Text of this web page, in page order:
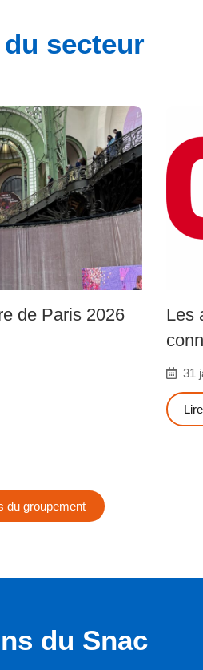
secteur
de Paris 2026
Les
31
du groupement
du Snac